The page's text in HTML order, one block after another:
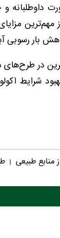
و
بار رسوبی
در طرح‌های
شرایط
طبیعی |